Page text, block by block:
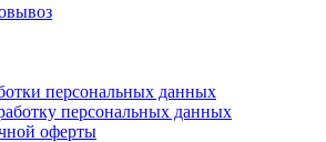
персональных данных
персональных данных
оферты